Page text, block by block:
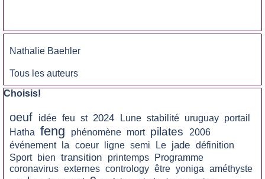
Nathalie Baehler
Tous les auteurs
Sauter le bloc Choisis!
Choisis!
oeuf idée feu st 2024 Lune stabilité uruguay portail
Hatha feng phénomène mort pilates
2006
événement la coeur ligne semi Le jade définition
Sport
bien transition printemps
Programme
coronavirus externes contrology être yoniga améthyste